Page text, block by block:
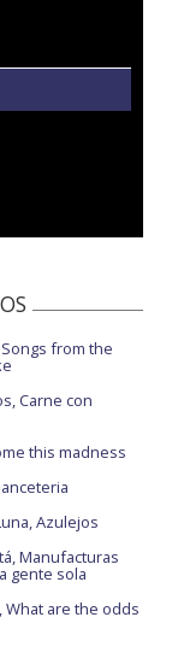
from the
Carne con
this madness
Azulejos
Manufacturas
gente sola
What are the odds